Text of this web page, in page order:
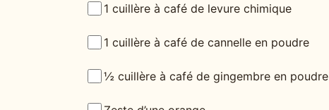
1 cuillère à café de levure chimique
1 cuillère à café de cannelle en poudre
½ cuillère à café de gingembre en poudre